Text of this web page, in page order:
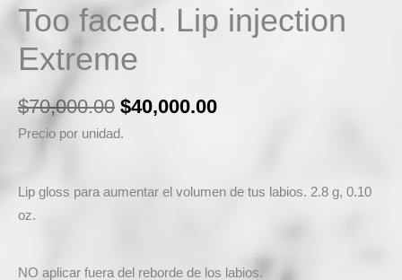
Too faced. Lip injection
Extreme
$70,000.00 $40,000.00
Precio por unidad.
Lip gloss para aumentar el volumen de tus labios. 2.8 g, 0.10
oz.
NO aplicar fuera del reborde de los labios.